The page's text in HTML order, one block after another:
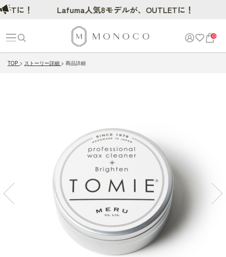
0
TOP ストーリー詳細 商品詳細
！ Lafuma人気8モデルが、OUTLETに！